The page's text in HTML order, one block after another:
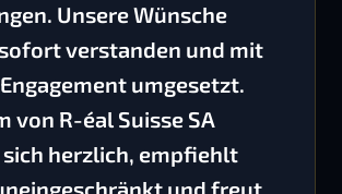
Unsere Wünsche
verstanden und mit
umgesetzt.
von R-éal Suisse SA
herzlich, empfiehlt
und freut